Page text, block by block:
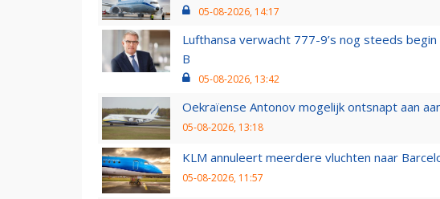
05-08-2026, 14:17
Lufthansa verwacht 777-9’s nog steeds
B
05-08-2026, 13:42
Oekraïense Antonov mogelijk ontsnapt aan
05-08-2026, 13:18
KLM annuleert meerdere vluchten naar
05-08-2026, 11:57